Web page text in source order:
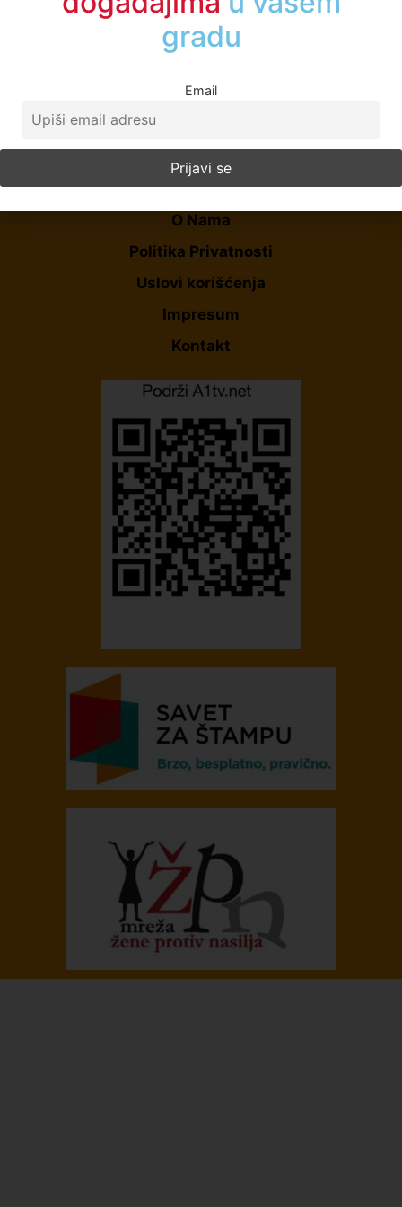
Početna
O Nama
Politika Privatnosti
Uslovi korišćenja
Impresum
Kontakt
gradu
Email